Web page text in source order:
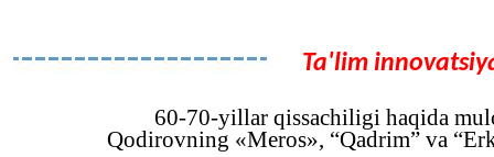
Ta'lim
60-70-yillar qissachiligi haqida
Qodirovning «Meros», “Qadrim” va